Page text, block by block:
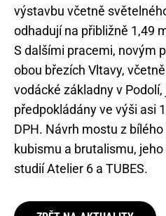
výstavbu včetně
odhadují na přibližně 1,49
S dalšími pracemi, novým
obou březích Vltavy,
vodácké základny v
předpokládány ve výši asi
DPH. Návrh mostu z
kubismu a brutalismu,
studií Atelier 6 a TUBES.